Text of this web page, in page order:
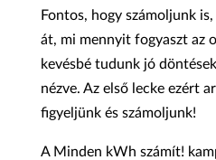
Fontos, hogy számoljunk
át, mi mennyit fogyaszt az
kevésbé tudunk jó
nézve. Az első lecke ezért
figyeljünk és számoljunk!
A Minden kWh számít!